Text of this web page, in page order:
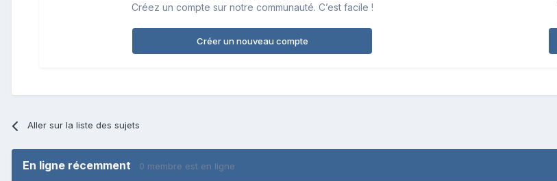
Créez un compte sur notre communauté. C’est facile !
Créer un nouveau compte
Aller sur la liste des sujets
En ligne récemment 0 membre est en ligne